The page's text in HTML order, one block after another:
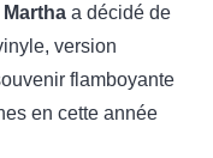
Martha a décidé de
version
flamboyante
en cette année